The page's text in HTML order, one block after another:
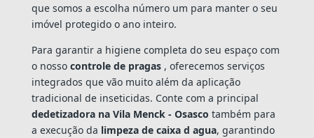
que somos a escolha número um para manter o seu
imóvel protegido o ano inteiro.
Para garantir a higiene completa do seu espaço com
o nosso controle de pragas , oferecemos serviços
integrados que vão muito além da aplicação
tradicional de inseticidas. Conte com a principal
dedetizadora na Vila Menck - Osasco também para
a execução da limpeza de caixa d agua, garantindo